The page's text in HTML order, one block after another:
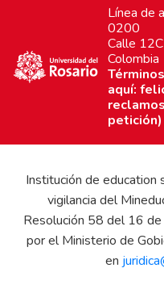
Línea de
0200
Calle
Colombia
aquí:
petición)
Institución de education
vigilancia del
Resolución 58 del 16
por el Ministerio de
en